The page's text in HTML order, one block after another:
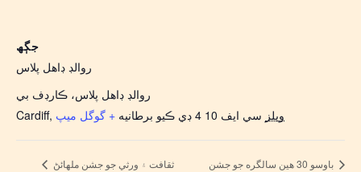
جڳھ
روالڊ ڊاهل پلاس
روالڊ ڊاهل پلاس، ڪارڊف بي
Cardiff, ويلز سي ايف 10 4 ڊي ڪيو برطانيه + گوگل ميپ
ثقافت ۽ ورثي جو جشن ملهائڻ